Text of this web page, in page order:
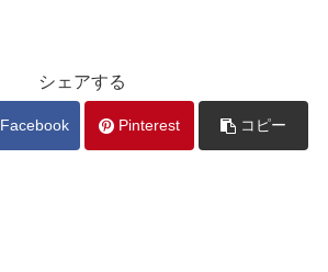
シェアする
Facebook Pinterest コピー